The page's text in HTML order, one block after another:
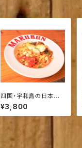
四国・宇和島の日本一
の養殖鯛“鯛一郎ク
ン”と魚貝類のトマトペ
ペロンチーノ【ソース２
¥3,800